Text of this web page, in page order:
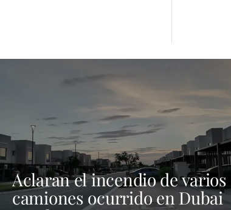
Aclaran el incendio de varios
camiones ocurrido en Dubai